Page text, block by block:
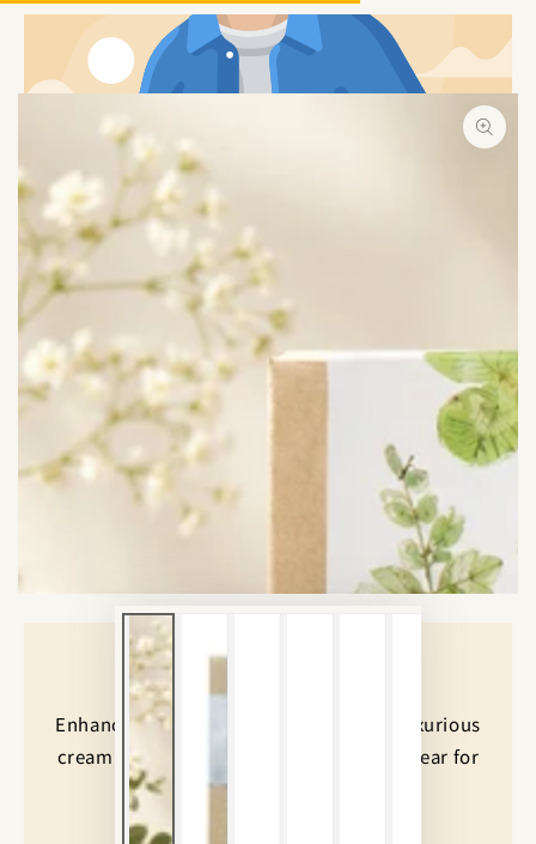
コンテンツにスキッ
THE PERFECT PRESENT
Enhance your beauty routine with our luxurious
cream gift box. Includes a cuddly teddy bear for
added charm. Limited availability.
モ